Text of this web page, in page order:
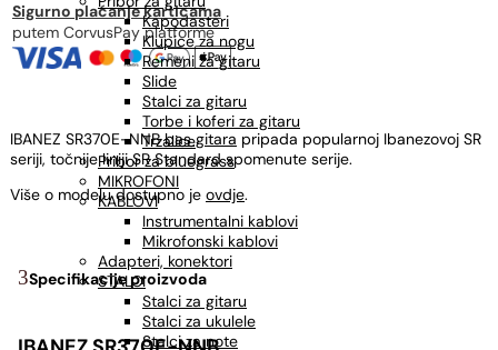
Kapodasteri
Klupice za nogu
Remeni za gitaru
Slide
Stalci za gitaru
Torbe i koferi za gitaru
Trzalice
Pribor za bluegrass
MIKROFONI
KABLOVI
Instrumentalni kablovi
Mikrofonski kablovi
Adapteri, konektori
STALCI
Stalci za gitaru
Stalci za ukulele
Stalci za note
Sigurno plaćanje karticama
putem CorvusPay platforme
IBANEZ SR370E-NNBbas gitara pripada popularnoj Ibanezovoj SR
seriji, točnije liniji SR Standard spomenute serije.
Više o modelu dostupno je ovdje.
Specifikacije proizvoda